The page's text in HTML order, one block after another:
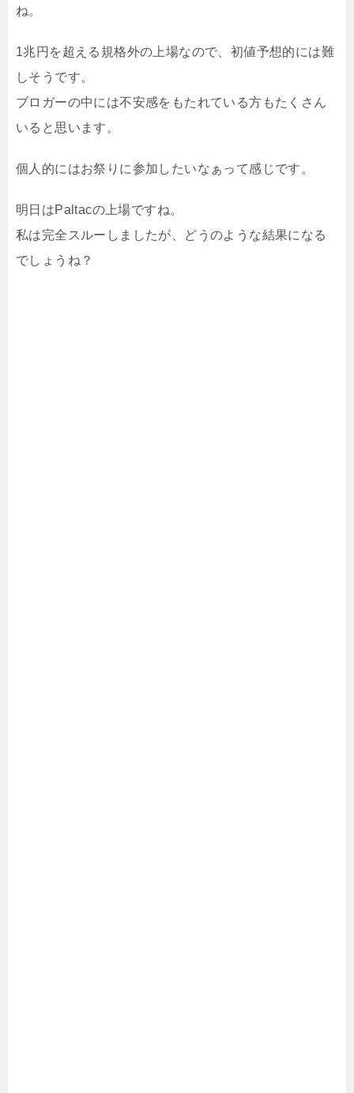
ね。
1兆円を超える規格外の上場なので、初値予想的には難
しそうです。
ブロガーの中には不安感をもたれている方もたくさん
いると思います。
個人的にはお祭りに参加したいなぁって感じです。
明日はPaltacの上場ですね。
私は完全スルーしましたが、どうのような結果になる
でしょうね？